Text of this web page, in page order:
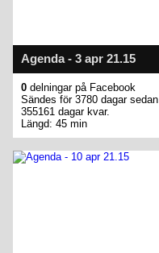
Agenda - 3 apr 21.15
0 delningar på Facebook
Sändes för 3780 dagar sedan
355161 dagar kvar.
Längd: 45 min